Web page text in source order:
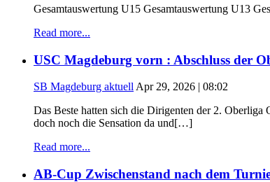
Gesamtauswertung U15 Gesamtauswertung U13
Read more...
USC Magdeburg vorn : Abschluss der
SB Magdeburg aktuell Apr 29, 2026 | 08:02
Das Beste hatten sich die Dirigenten der 2.
doch noch die Sensation da und[…]
Read more...
AB-Cup Zwischenstand nach dem